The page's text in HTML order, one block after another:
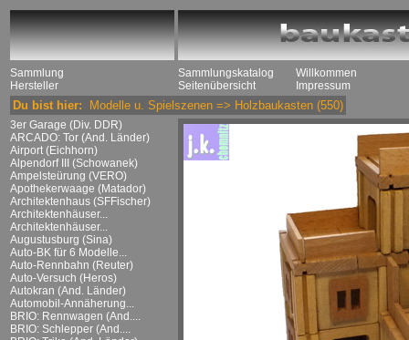
Sammlung
Hersteller
Sammlungskatalog
Seitenübersicht
Willkommen
Impressum
Du bist hier: Modelle u. Spielszenen => Holzbaukasten (550)
3er Garage (Div. DDR)
ARCADO: Tor (And. Länder)
Airport (Eichhorn)
Alpendorf III (Schowanek)
Ampelsteürung (VERO)
Apothekerwaage (Matador)
Architektenhaus (SFFischer)
Architektenhäuser...
Architektenhäuser...
Augustusburg (Sina)
Auto-BK für 6 Modelle...
Auto-Rennbahn (Reuter)
Auto-Versuch (Heros)
Autokran (And. Länder)
Automobil-Annäherung...
BRIO: Rennwagen (And....
BRIO: Schlepper (And....